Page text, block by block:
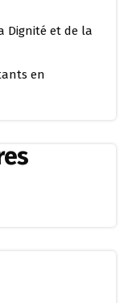
Dignité et de la
en